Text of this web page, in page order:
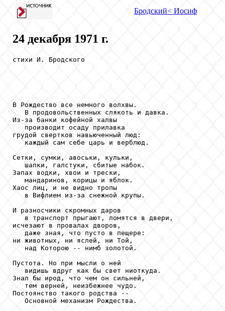
Бродский< Иосиф
24 декабря 1971 г.
стихи И. Бродского
В Рождество все немного волхвы.
   В продовольственных слякоть и давка.
Из-за банки кофейной халвы
   производит осаду прилавка
грудой свертков навьюченный люд:
   каждый сам себе царь и верблюд.
Сетки, сумки, авоськи, кульки,
   шапки, галстуки, сбитые набок.
Запах водки, хвои и трески,
   мандаринов, корицы и яблок.
Хаос лиц, и не видно тропы
   в Вифлием из-за снежной крупы.
И разносчики скромных даров
   в транспорт прыгают, ломятся в двери,
исчезают в провалах дворов,
   даже зная, что пусто в пещере:
ни животных, ни яслей, ни Той,
   над Которою -- нимб золотой.
Пустота. Но при мысли о ней
   видишь вдруг как бы свет ниоткуда.
Знал бы ирод, что чем он сильней,
   тем верней, неизбежнее чудо.
Постоянство такого родства --
   Основной механизм Рождества.